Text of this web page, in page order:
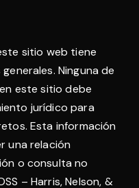
sitio web tiene
Ninguna de
este sitio debe
jurídico para
Esta información
una relación
o consulta no
– Harris, Nelson, &